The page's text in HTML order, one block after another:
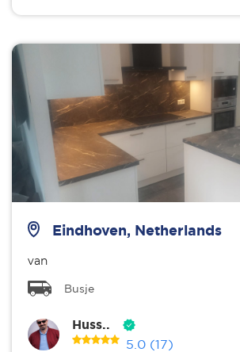
Eindhoven, Netherlands
van
Busje
Huss..
5.0 (17)